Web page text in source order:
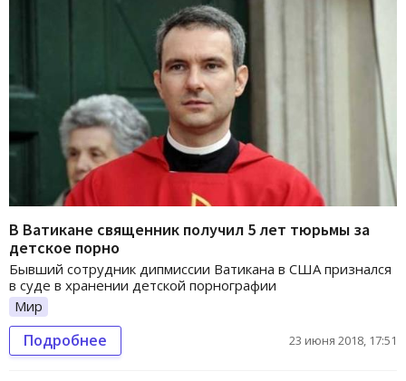
В Ватикане священник получил 5 лет тюрьмы за
детское порно
Бывший сотрудник дипмиссии Ватикана в США признался
в суде в хранении детской порнографии
Мир
Подробнее 23 июня 2018, 17:51